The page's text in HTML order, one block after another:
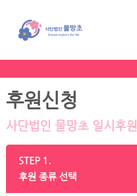
후원신청
사단법인 물망초 일시후원
STEP 1.
후원 종류 선택